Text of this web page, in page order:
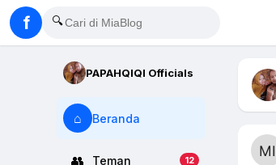
f 🔍
PAPAHQIQI Officials
⌂ Beranda
👥 Teman 12